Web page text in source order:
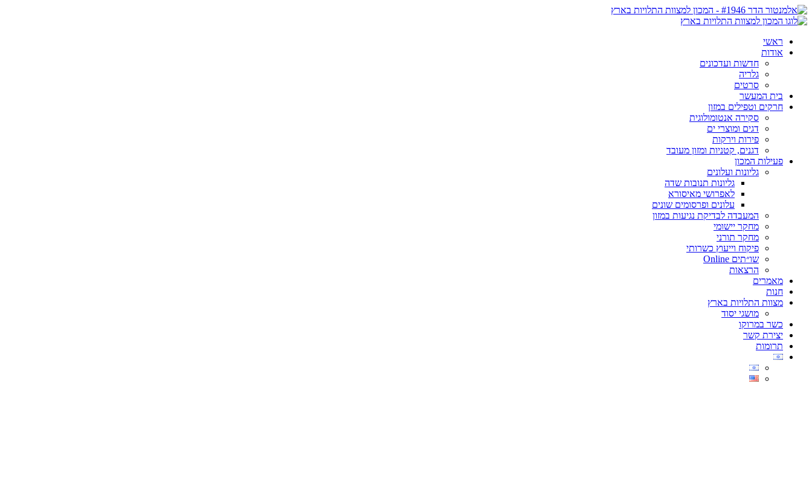
ראשי
אודות
חדשות ועדכונים
גלריה
סרטים
בית המעשר
חרקים וטפילים במזון
סקירה אנטומולוגית
דגים ומוצרי ים
פירות וירקות
דגנים, קטניות ומזון מעובד
פעילות המכון
גליונות ועלונים
גליונות תנובות שדה
לאפרושי מאיסורא
עלונים ופרסומים שונים
המעבדה לבדיקת נגיעות במזון
מחקר יישומי
מחקר תורני
פיקוח וייעוץ כשרותי
שו״תים Online
הרצאות
מאמרים
חנות
מצוות התלויות בארץ
מושגי יסוד
כשר במרוקו
יצירת קשר
תרומות